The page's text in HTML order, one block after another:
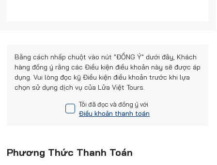
Bằng cách nhấp chuột vào nút "ĐỒNG Ý" dưới đây, Khách
hàng đồng ý rằng các Điều kiện điều khoản này sẽ được áp
dụng. Vui lòng đọc kỹ Điều kiện điều khoản trước khi lựa
chọn sử dụng dịch vụ của Lửa Việt Tours.
Tôi đã đọc và đồng ý với
Điều khoản thanh toán
Phương Thức Thanh Toán